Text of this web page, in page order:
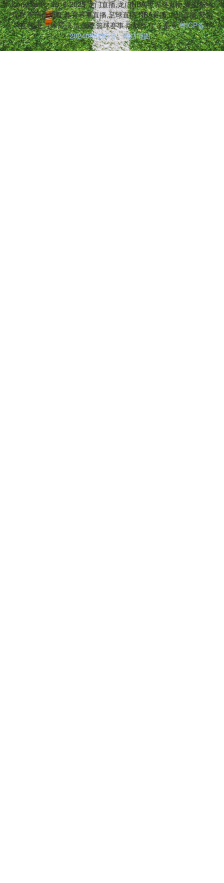
Copyright © 2016-2025 龙门直播,龙门NBA,世界杯直播,龙门在线
观看,无插件观看,体育赛事直播,足球直播,NBA直播,中超直播,英超
在线,龙门体育,高清直播,篮球赛事 版权所有 备案号:粤ICP备
2024060285号 网站地图